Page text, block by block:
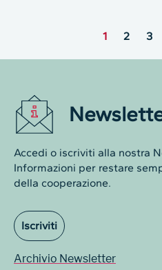
1 2 3
Accedi o iscriviti alla nostra
Informazioni per restare
della cooperazione.
Iscriviti
Archivio Newsletter